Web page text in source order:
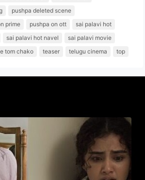
pushpa deleted scene
prime
pushpa on ott
sai palavi hot
sai palavi hot navel
sai palavi movie
tom chako teaser telugu cinema top
അനുപമ പരമേശ്വരൻ;
ത്രില്ലർ ട്രെയിലർ